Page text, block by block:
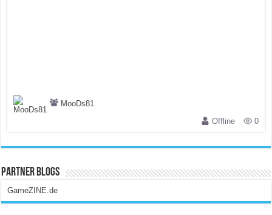
MooDs81
Offline
0
Partner Blogs
GameZINE.de